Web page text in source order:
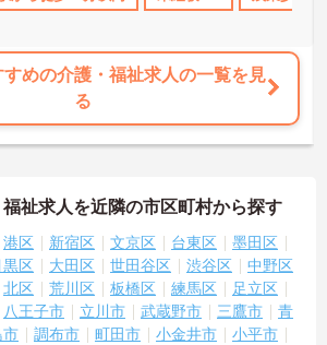
めの介護・福祉求人の一覧を見
る
祉求人を近隣の市区町村から探す
港区 新宿区 文京区 台東区
墨田区
黒区 大田区 世田谷区 渋谷区
中野区
北区 荒川区 板橋区 練馬区
足立区
八王子市 立川市 武蔵野市 三鷹市
青
市 調布市 町田市 小金井市
小平市